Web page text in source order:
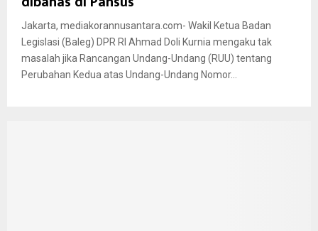
Jakarta, mediakorannusantara.com- Wakil Ketua Badan
Legislasi (Baleg) DPR RI Ahmad Doli Kurnia mengaku tak
masalah jika Rancangan Undang-Undang (RUU) tentang
Perubahan Kedua atas Undang-Undang Nomor...